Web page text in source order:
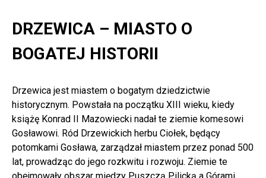
DRZEWICA – MIASTO O
BOGATEJ HISTORII
Drzewica jest miastem o bogatym dziedzictwie
historycznym. Powstała na początku XIII wieku, kiedy
książę Konrad II Mazowiecki nadał te ziemie komesowi
Gosławowi. Ród Drzewickich herbu Ciołek, będący
potomkami Gosława, zarządzał miastem przez ponad 500
lat, prowadząc do jego rozkwitu i rozwoju. Ziemie te
obejmowały obszar między Puszczą Pilicką a Górami